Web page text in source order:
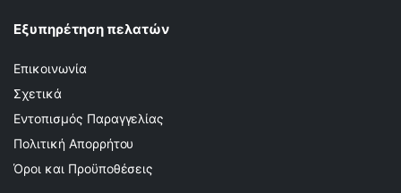
Εξυπηρέτηση πελατών
Επικοινωνία
Σχετικά
Εντοπισμός Παραγγελίας
Πολιτική Απορρήτου
Όροι και Προϋποθέσεις